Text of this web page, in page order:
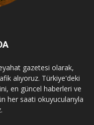
gazetesi olarak,
alıyoruz. Türkiye'deki
en güncel haberleri ve
her saati okuyucularıyla